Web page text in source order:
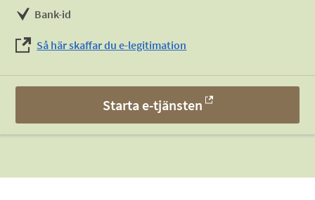
Bank-id
Så här skaffar du e-legitimation
Starta e-tjänsten